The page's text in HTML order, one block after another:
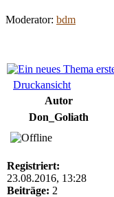
Moderator: bdm
Druckansicht
Autor
Don_Goliath
Registriert:
23.08.2016, 13:28
Beiträge: 2